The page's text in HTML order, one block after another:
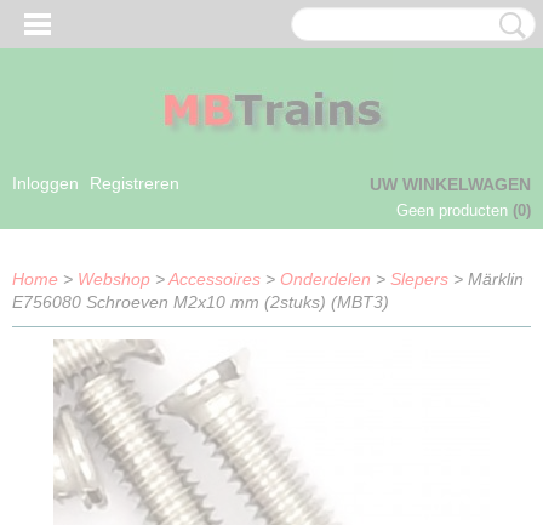
Inloggen Registreren UW WINKELWAGEN
Geen producten (0)
Home > Webshop >Accessoires > Onderdelen > Slepers > Märklin
E756080 Schroeven M2x10 mm (2stuks) (MBT3)